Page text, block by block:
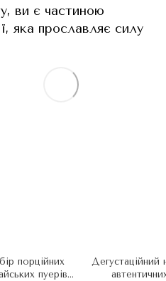
ви є частиною
яка прославляє силу
порційних
пуерів
Дегустаційний